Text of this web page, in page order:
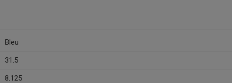
Bleu
31.5
8.125